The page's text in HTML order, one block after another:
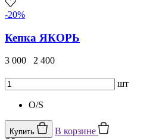
-20%
Кепка ЯКОРЬ
3 000 2 400
шт
O/S
Купить В корзине